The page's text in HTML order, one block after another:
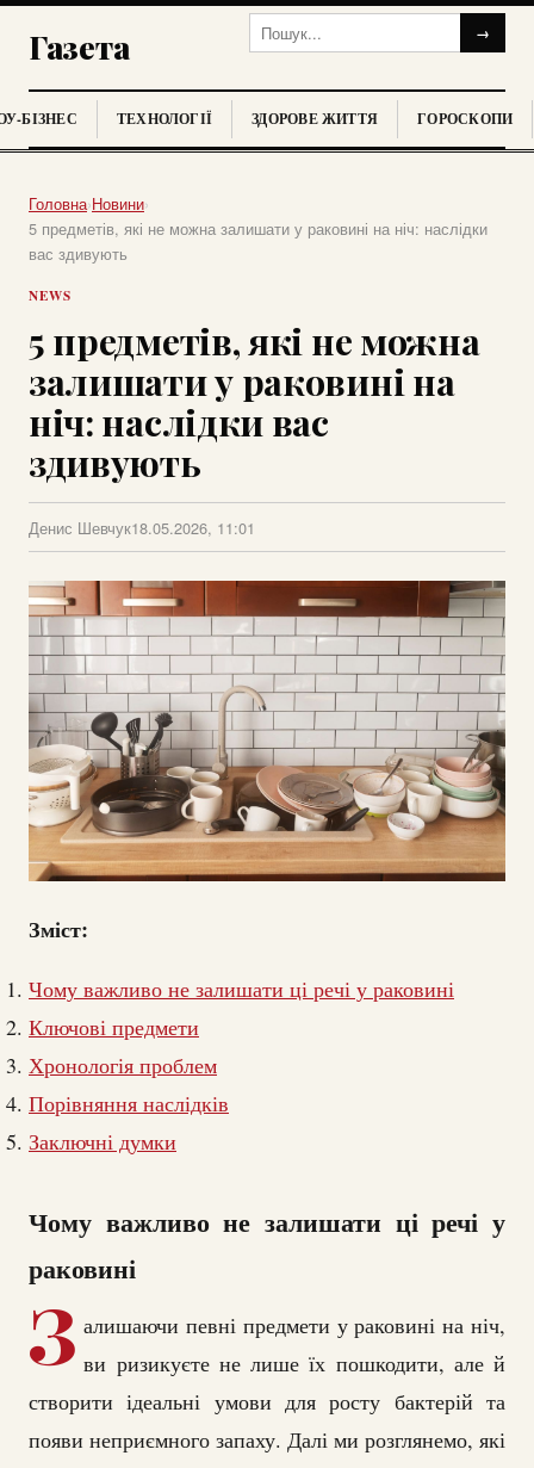
Газета →
БІЗНЕС ТЕХНОЛОГІЇ ЗДОРОВЕ ЖИТТЯ ГОРОСКОПИ
Головна›Новини›
5 предметів, які не можна залишати у раковині на ніч: наслідки
вас здивують
NEWS
5 предметів, які не можна
залишати у раковині на
ніч: наслідки вас
здивують
Денис Шевчук18.05.2026, 11:01
Зміст:
Чому важливо не залишати ці речі у раковині
Ключові предмети
Хронологія проблем
Порівняння наслідків
Заключні думки
Чому важливо не залишати ці речі у
раковині
З алишаючи певні предмети у раковині на ніч,
ви ризикуєте не лише їх пошкодити, але й
створити ідеальні умови для росту бактерій та
появи неприємного запаху. Далі ми розглянемо, які